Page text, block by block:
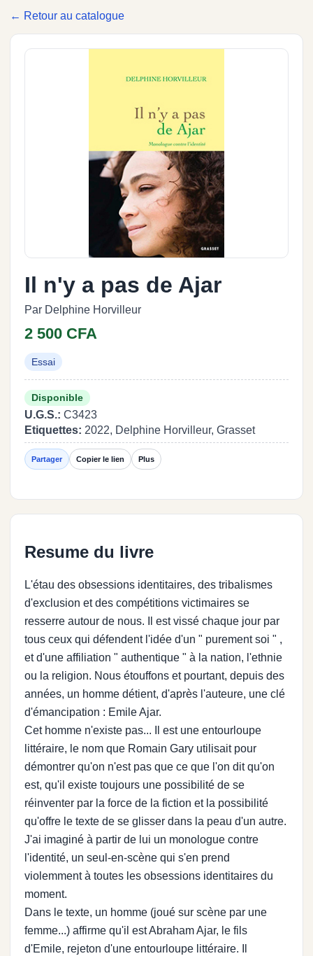
← Retour au catalogue
Il n'y a pas de Ajar
Par Delphine Horvilleur
2 500 CFA
Essai
Disponible
U.G.S.: C3423
Etiquettes: 2022, Delphine Horvilleur, Grasset
Partager Copier le lien Plus
Resume du livre
L'étau des obsessions identitaires, des tribalismes
d'exclusion et des compétitions victimaires se
resserre autour de nous. Il est vissé chaque jour par
tous ceux qui défendent l'idée d'un " purement soi " ,
et d'une affiliation " authentique " à la nation, l'ethnie
ou la religion. Nous étouffons et pourtant, depuis des
années, un homme détient, d'après l'auteure, une clé
d'émancipation : Emile Ajar.
Cet homme n'existe pas... Il est une entourloupe
littéraire, le nom que Romain Gary utilisait pour
démontrer qu'on n'est pas que ce que l'on dit qu'on
est, qu'il existe toujours une possibilité de se
réinventer par la force de la fiction et la possibilité
qu'offre le texte de se glisser dans la peau d'un autre.
J'ai imaginé à partir de lui un monologue contre
l'identité, un seul-en-scène qui s'en prend
violemment à toutes les obsessions identitaires du
moment.
Dans le texte, un homme (joué sur scène par une
femme...) affirme qu'il est Abraham Ajar, le fils
d'Emile, rejeton d'une entourloupe littéraire. Il